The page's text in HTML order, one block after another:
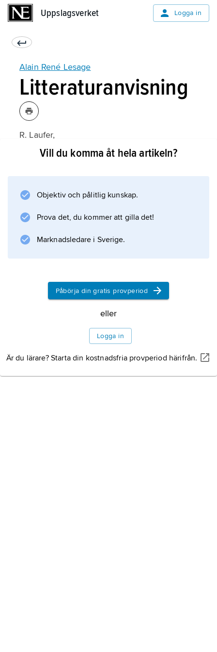
Uppslagsverket Logga in
Alain René Lesage
Litteraturanvisning
R. Laufer,
Lesage ou le métier de romancier
Vill du komma åt hela artikeln?
Objektiv och pålitlig kunskap.
Prova det, du kommer att gilla det!
Marknadsledare i Sverige.
Påbörja din gratis provperiod
eller
Logga in
Är du lärare? Starta din kostnadsfria provperiod härifrån.